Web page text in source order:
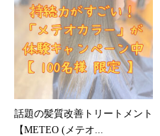
話題の髪質改善トリートメント
【METEO (メテオ...